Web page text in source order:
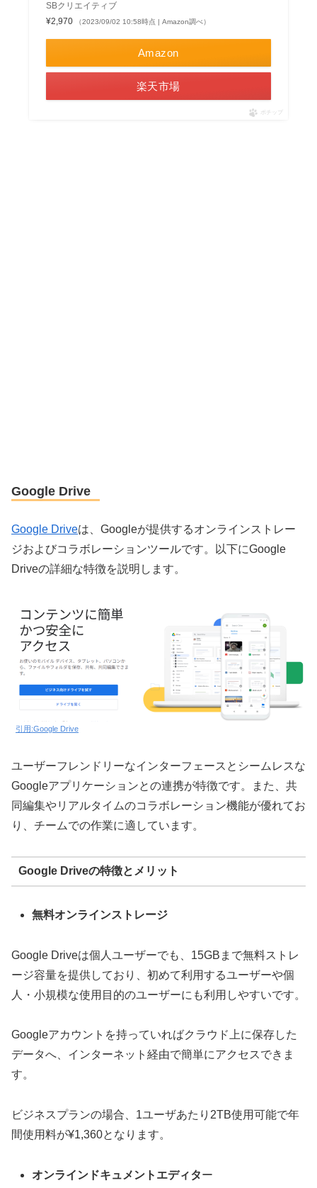
SBクリエイティブ
¥2,970
（2023/09/02 10:58時点 | Amazon調べ）
Amazon
楽天市場
ポチップ
Google Drive
Google Driveは、Googleが提供するオンラインストレー
ジおよびコラボレーションツールです。以下にGoogle
Driveの詳細な特徴を説明します。
引用:Google Drive
ユーザーフレンドリーなインターフェースとシームレスな
Googleアプリケーションとの連携が特徴です。また、共
同編集やリアルタイムのコラボレーション機能が優れてお
り、チームでの作業に適しています。
Google Driveの特徴とメリット
無料オンラインストレージ
Google Driveは個人ユーザーでも、15GBまで無料ストレ
ージ容量を提供しており、初めて利用するユーザーや個
人・小規模な使用目的のユーザーにも利用しやすいです。
Googleアカウントを持っていればクラウド上に保存した
データへ、インターネット経由で簡単にアクセスできま
す。
ビジネスプランの場合、1ユーザあたり2TB使用可能で年
間使用料が¥1,360となります。
オンラインドキュメントエディター